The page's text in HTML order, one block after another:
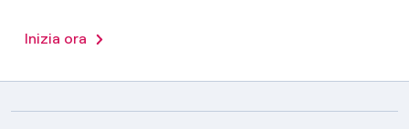
Inizia ora